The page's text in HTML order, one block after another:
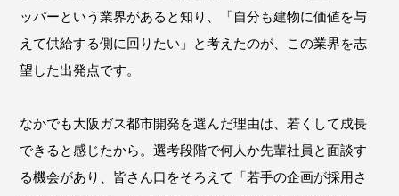
ッパーという業界があると知り、「自分も建物に価値を与
えて供給する側に回りたい」と考えたのが、この業界を志
望した出発点です。
なかでも大阪ガス都市開発を選んだ理由は、若くして成長
できると感じたから。選考段階で何人か先輩社員と面談す
る機会があり、皆さん口をそろえて「若手の企画が採用さ